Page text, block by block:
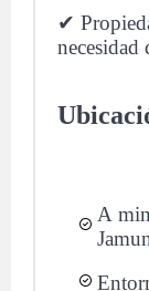
✔
necesidad
A